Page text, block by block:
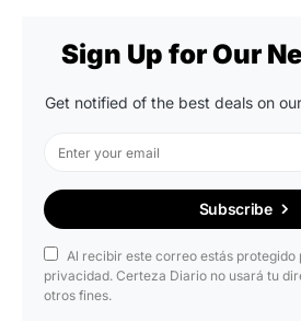
Sign Up for Our
Get notified of the best deals on
Subscribe
Al recibir este correo estás protegido
privacidad. Certeza Diario no usará tu
otros fines.